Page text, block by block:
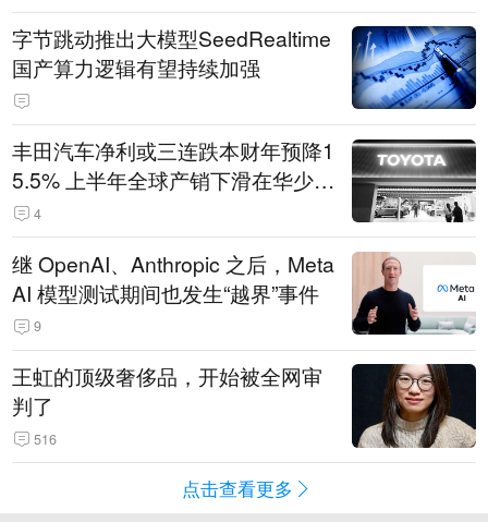
字节跳动推出大模型SeedRealtime
国产算力逻辑有望持续加强
丰田汽车净利或三连跌本财年预降1
5.5% 上半年全球产销下滑在华少卖
14.3万辆
4
继 OpenAI、Anthropic 之后，Meta
AI 模型测试期间也发生“越界”事件
9
王虹的顶级奢侈品，开始被全网审
判了
516
点击查看更多